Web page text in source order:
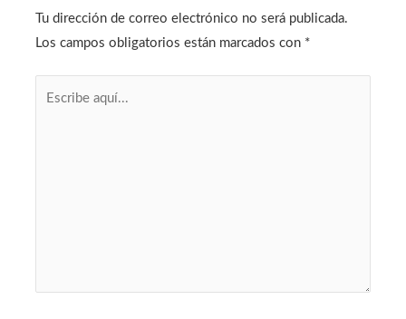
Tu dirección de correo electrónico no será publicada.
Los campos obligatorios están marcados con *